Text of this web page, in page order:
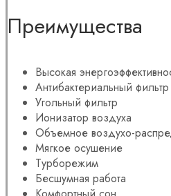
Преимущества
Высокая
Антибактериальный фильтр
Угольный фильтр
Ионизатор воздуха
Объемное воздухо-
Мягкое осушение
Турборежим
Бесшумная работа